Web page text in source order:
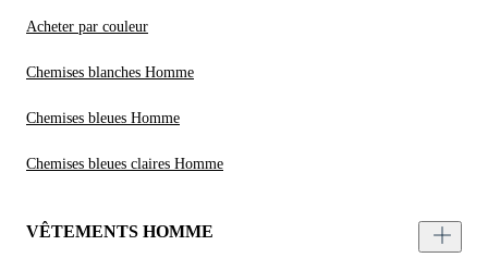
Acheter par couleur
Chemises blanches Homme
Chemises bleues Homme
Chemises bleues claires Homme
VÊTEMENTS HOMME